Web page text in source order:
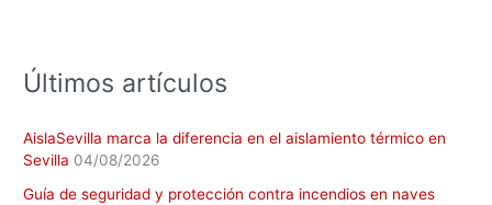
Últimos artículos
AislaSevilla marca la diferencia en el aislamiento térmico en
Sevilla 04/08/2026
Guía de seguridad y protección contra incendios en naves